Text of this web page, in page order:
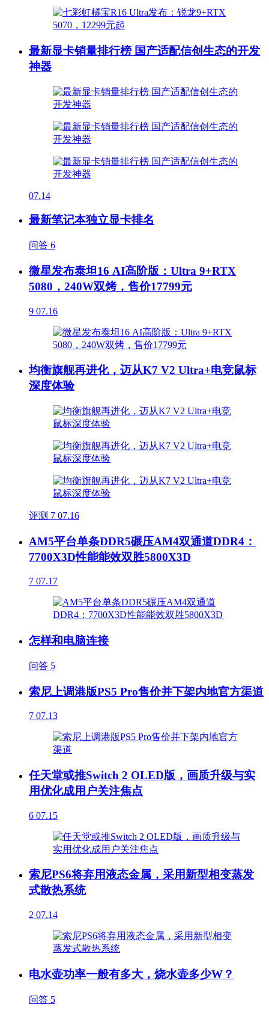
最新显卡销量排行榜 国产适配信创生态的开发
神器
07.14
最新笔记本独立显卡排名
问答 6
微星发布泰坦16 AI高阶版：Ultra 9+RTX
5080，240W双烤，售价17799元
9 07.16
均衡旗舰再进化，迈从K7 V2 Ultra+电竞鼠标
深度体验
评测 7 07.16
AM5平台单条DDR5碾压AM4双通道DDR4：
7700X3D性能能效双胜5800X3D
7 07.17
怎样和电脑连接
问答 5
索尼上调港版PS5 Pro售价并下架内地官方渠道
7 07.13
任天堂或推Switch 2 OLED版，画质升级与实
用优化成用户关注焦点
6 07.15
索尼PS6将弃用液态金属，采用新型相变蒸发
式散热系统
2 07.14
电水壶功率一般有多大，烧水壶多少W？
问答 5